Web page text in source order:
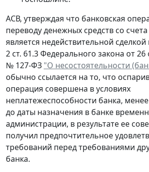
АСВ, утверждая что банковская
переводу денежных средств со
является недействительной
2 ст. 61.3 Федерального закона от 26
№ 127-ФЗ "О несостоятельности
обычно ссылается на то, что
операция совершена в условиях
неплатежеспособности банка,
до даты назначения в банке
администрации, в результате ее
получил предпочтительное
требований перед требованиями
банка.